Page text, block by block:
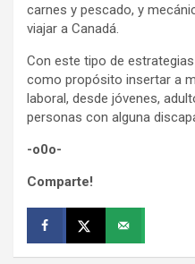
carnes y pescado, y
viajar a Canadá.
Con este tipo de
como propósito insertar a
laboral, desde jóvenes,
personas con alguna
-o0o-
Comparte!